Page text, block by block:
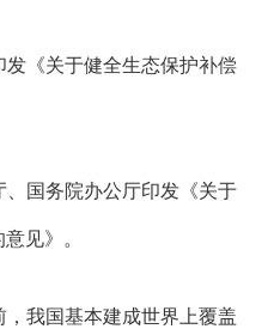
发《关于健全生态保护补偿
、国务院办公厅印发《关于
见》。
我国基本建成世界上覆盖